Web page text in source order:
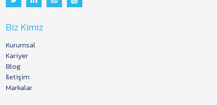
Biz Kimiz
Kurumsal
Kariyer
Blog
İletişim
Markalar